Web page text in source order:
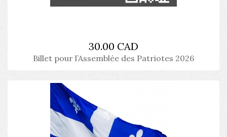
30.00 CAD
Billet pour l’Assemblée des Patriotes 2026